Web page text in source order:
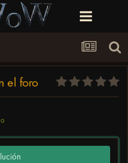
el foro